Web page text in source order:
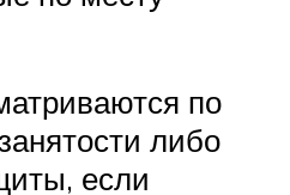
по
либо
если